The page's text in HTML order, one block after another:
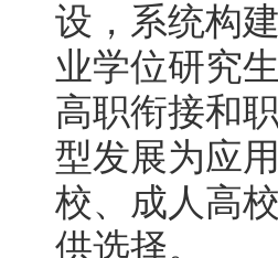
设，系统构
业学位研究
高职衔接和
型发展为应
校、成人高
供选择。